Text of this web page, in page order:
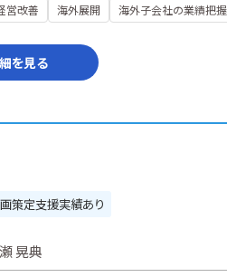
営改善 海外展開 海外子会社の業績把握
を見る
策定支援実績あり
晃典